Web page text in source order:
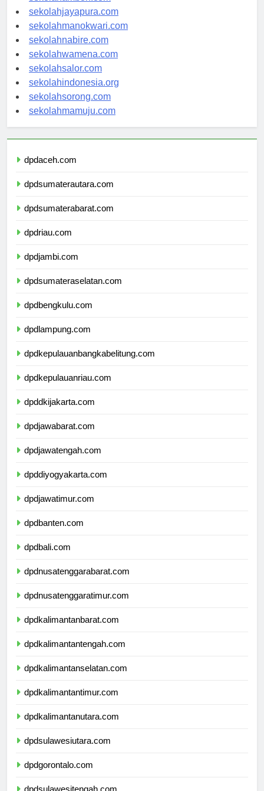
sekolahambon.com
sekolahjayapura.com
sekolahmanokwari.com
sekolahnabire.com
sekolahwamena.com
sekolahsalor.com
sekolahindonesia.org
sekolahsorong.com